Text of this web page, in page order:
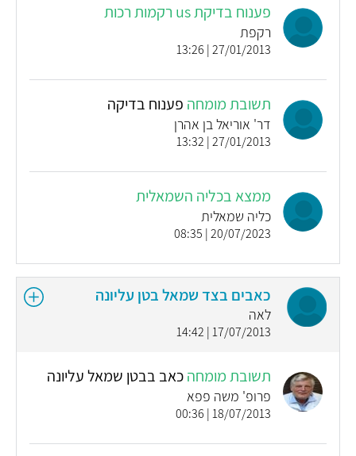
פענוח בדיקת us רקמות רכות
רקפת
27/01/2013 | 13:26
תשובת מומחה פענוח בדיקה
דר' אוריאל בן אהרן
27/01/2013 | 13:32
ממצא בכליה השמאלית
כליה שמאלית
20/07/2023 | 08:35
כאבים בצד שמאל בטן עליונה
לאה
17/07/2013 | 14:42
תשובת מומחהכאב בבטן שמאל עליונה
פרופ' משה פפא
18/07/2013 | 00:36